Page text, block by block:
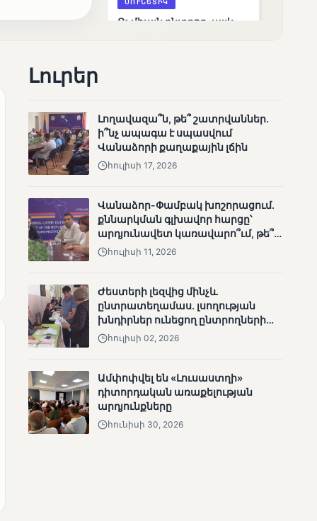
ՄՈՒՆԵՏԻԿ
Ոչ միայն ընտրող, այլև
ՄՈՒՆԵՏԻԿ
Փամբակ գետում
անհետացած
անչափահասների
աշխատանքները
ընտրություններ՝ դեռևս
չլուծված խնդիրներով.
«Լուսաստղի»
դիտորդական
Լուրեր
Լողավազա՞ն, թե՞ շատրվաններ.
ի՞նչ ապագա է սպասվում
Վանաձորի քաղաքային լճին
հուլիսի 17, 2026
Վանաձոր-Փամբակ խոշորացում.
քննարկման գլխավոր հարցը՝
արդյունավետ կառավարո՞ւմ, թե՞
քաղաքական նպատակ
հուլիսի 11, 2026
Ժեստերի լեզվից մինչև
ընտրատեղամաս. լսողության
խնդիրներ ունեցող ընտրողների
ճանապարհը
հուլիսի 02, 2026
Ամփոփվել են «Լուսաստղի»
դիտորդական առաքելության
արդյունքները
հունիսի 30, 2026